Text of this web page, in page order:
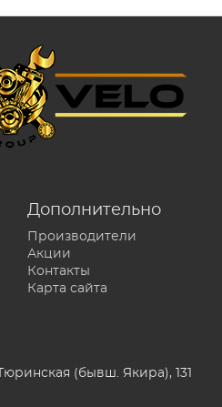
Дополнительно
Производители
Акции
Контакты
Карта сайта
(бывш. Якира), 131